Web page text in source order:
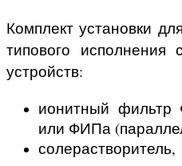
Комплект установки
типового исполнения
устройств:
ионитный фильтр
или ФИПа
солерастворитель,